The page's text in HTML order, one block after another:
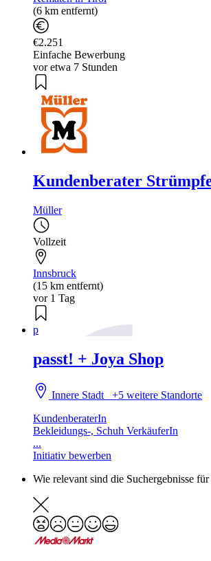
(6 km entfernt)
€2.251
Einfache Bewerbung
vor etwa 7 Stunden
Kundenberater
Müller
Vollzeit
Innsbruck
(15 km entfernt)
vor 1 Tag
p
passt! + Joya Shop
Innere Stadt+5 weitere Standorte
KundenberaterIn
Bekleidungs-, Schuh VerkäuferIn
...
Initiativ bewerben
Wie relevant sind die Suchergebnisse